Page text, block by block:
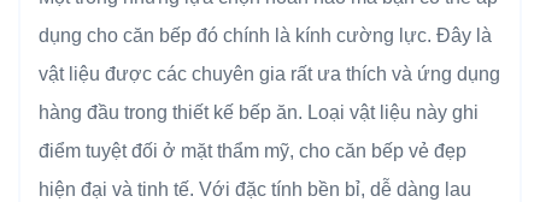
dụng cho căn bếp đó chính là kính cường lực. Đây là
vật liệu được các chuyên gia rất ưa thích và ứng dụng
hàng đầu trong thiết kế bếp ăn. Loại vật liệu này ghi
điểm tuyệt đối ở mặt thẩm mỹ, cho căn bếp vẻ đẹp
hiện đại và tinh tế. Với đặc tính bền bỉ, dễ dàng lau